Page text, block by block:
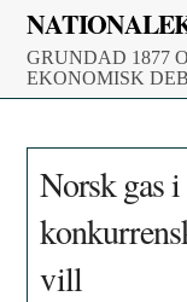
Skip
content
GRUNDAD 1877
EKONOMISK
Norsk gas
vill